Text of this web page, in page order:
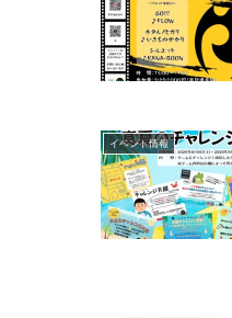
イベント情報